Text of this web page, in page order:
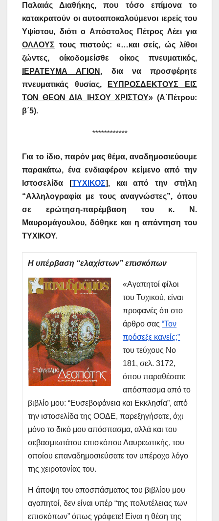
Παλαιάς Διαθήκης, που τόσο επίμονα το
κατακρατούν οι αυτοαποκαλούμενοι ιερείς του
Υψίστου, διότι ο Απόστολος Πέτρος Λέει για
ΟΛΛΟΥΣ τους πιστούς: «…και σείς, ώς λίθοι
ζώντες, οίκοδομείσθε οίκος πνευματικός,
ΙΕΡΑΤΕΥΜΑ ΑΓΙΟΝ , δια να προσφέρητε
πνευματικάς θυσίας,
ΕΥΠΡΟΣΔΕΚΤΟΥΣ ΕΙΣ
ΤΟΝ ΘΕΟΝ ΔΙΑ ΙΗΣΟΥ ΧΡΙΣΤΟΥ» (Α΄Πέτρου:
β΄5).
************
Για το ίδιο, παρόν μας θέμα, αναδημοσιεύουμε
παρακάτω, ένα ενδιαφέρον κείμενο από την
Ιστοσελίδα [ΤΥΧΙΚΟΣ], και από την στήλη
“Αλληλογραφία με τους αναγνώστες”, όπου
σε ερώτηση-παρέμβαση του κ. Ν.
Μαυρομάγουλου, δόθηκε και η απάντηση του
ΤΥΧΙΚΟΥ.
Η υπέρβαση “ελαχίστων” επισκόπων
«Αγαπητοί φίλοι
του Τυχικού, είναι
προφανές ότι στο
άρθρο σας“Τον
πρόσεξε κανείς;”
του τεύχους Νο
181, σελ. 3172,
όπου παραθέσατε
απόσπασμα από το
βιβλίο μου: “Ευσεβοφάνεια και Εκκλησία”, από
την ιστοσελίδα της ΟΟΔΕ, παρεξηγήσατε, όχι
μόνο το δικό μου απόσπασμα, αλλά και του
σεβασμιωτάτου επισκόπου Λαυρεωτικής, του
οποίου επαναδημοσιεύσατε τον υπέροχο λόγο
της χειροτονίας του.
Η άποψη του αποσπάσματος του βιβλίου μου
αγαπητοί, δεν είναι υπέρ “της πολυτέλειας των
επισκόπων” όπως γράφετε! Είναι η θέση της